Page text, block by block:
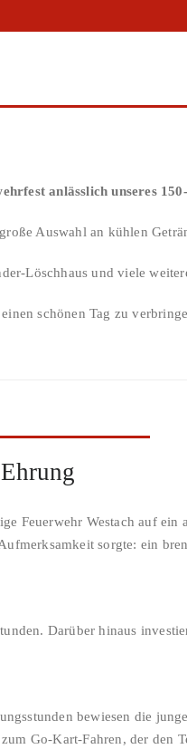
anlässlich unseres
Auswahl an kühlen
Löschhaus und viele
schönen Tag zu
Feuerwehr Westach auf
sorgte: ein
Darüber hinaus
bewiesen die
Go-Kart-Fahren, der den